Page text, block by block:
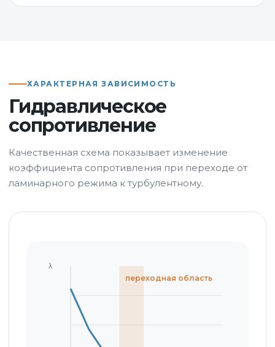
ХАРАКТЕРНАЯ ЗАВИСИМОСТЬ
Гидравлическое
сопротивление
Качественная схема показывает изменение
коэффициента сопротивления при переходе от
ламинарного режима к турбулентному.